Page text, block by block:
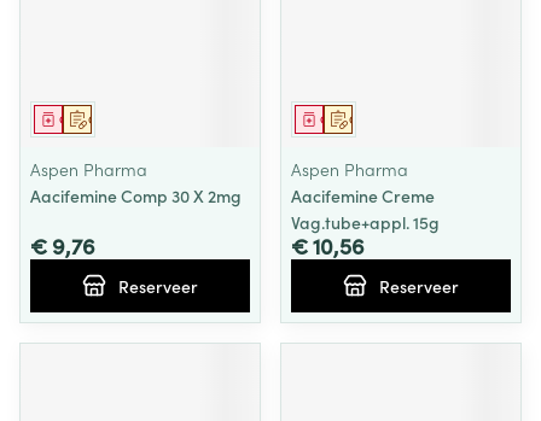
Op voorschrift
Geneesmiddel
Aspen Pharma
Aacifemine Comp 30 X 2mg
€ 9,76
Reserveer
Op voorschrift
Geneesmiddel
Aspen Pharma
Aacifemine Creme
Vag.tube+appl. 15g
€ 10,56
Reserveer